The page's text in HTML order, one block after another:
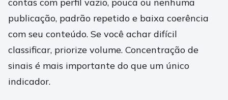
contas com perfil vazio, pouca ou nenhuma
publicação, padrão repetido e baixa coerência
com seu conteúdo. Se você achar difícil
classificar, priorize volume. Concentração de
sinais é mais importante do que um único
indicador.